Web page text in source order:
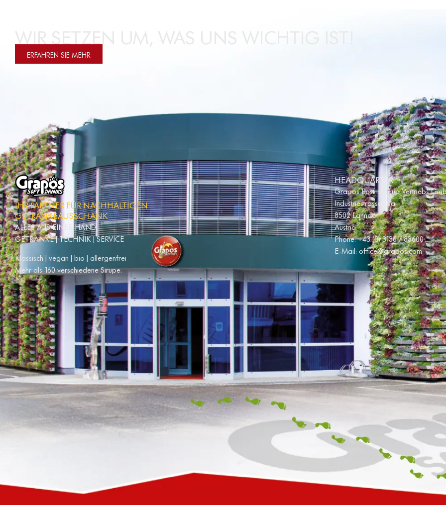
ERFAHREN SIE MEHR
IHR PARTNER FÜR NACHHALTIGEN
GETRÄNKEAUSSCHANK
ALLES AUS EINER HAND.
GETRÄNKE | TECHNIK | SERVICE
Klassisch | vegan | bio | allergenfrei
Mehr als 160 verschiedene Sirupe.
HEADQUARTER
Grapos Postmixsirup Vertriebs
Industriestrasse 10a
8502 Lannach
Austria
Phone:+43 (0) 3136 / 83600
E-Mail: office@grapos.com